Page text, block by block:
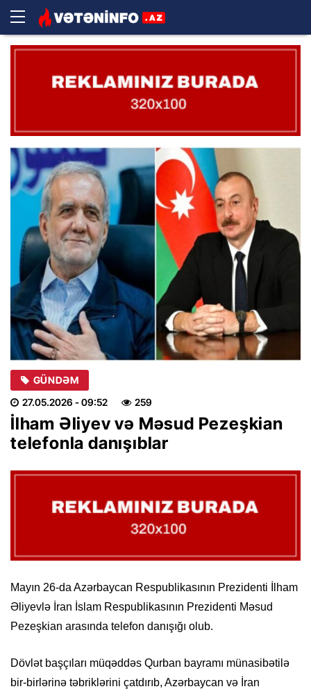
GÜNDƏM
27.05.2026 - 09:52 259
İlham Əliyev və Məsud Pezeşkian
telefonla danışıblar
Mayın 26-da Azərbaycan Respublikasının Prezidenti İlham
Əliyevlə İran İslam Respublikasının Prezidenti Məsud
Pezeşkian arasında telefon danışığı olub.
Dövlət başçıları müqəddəs Qurban bayramı münasibətilə
bir-birlərinə təbriklərini çatdırıb, Azərbaycan və İran